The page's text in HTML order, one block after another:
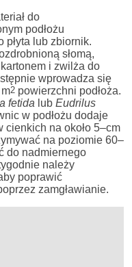
do
podłożu
płyta lub zbiornik.
słomą,
i zwilża do
wprowadza się
2 powierzchni podłoża.
fetida lub Eudrilus
w podłożu dodaje
cienkich na około 5–cm
na poziomie 60–
do nadmiernego
należy
poprawić
zamgławianie.